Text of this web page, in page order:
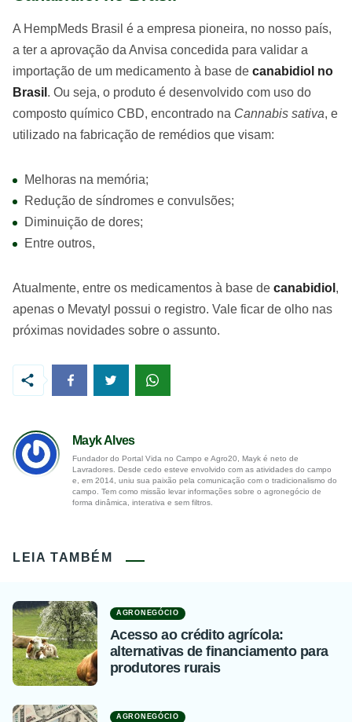
A HempMeds Brasil é a empresa pioneira, no nosso país,
a ter a aprovação da Anvisa concedida para validar a
importação de um medicamento à base de canabidiol no
Brasil . Ou seja, o produto é desenvolvido com uso do
composto químico CBD, encontrado na Cannabis sativa, e
utilizado na fabricação de remédios que visam:
Melhoras na memória;
Redução de síndromes e convulsões;
Diminuição de dores;
Entre outros,
Atualmente, entre os medicamentos à base de canabidiol ,
apenas o Mevatyl possui o registro. Vale ficar de olho nas
próximas novidades sobre o assunto.
Mayk Alves
Fundador do Portal Vida no Campo e Agro20, Mayk é neto de
Lavradores. Desde cedo esteve envolvido com as atividades do campo
e, em 2014, uniu sua paixão pela comunicação com o tradicionalismo do
campo. Tem como missão levar informações sobre o agronegócio de
forma dinâmica, interativa e sem filtros.
LEIA TAMBÉM
AGRONEGÓCIO
Acesso ao crédito agrícola:
alternativas de financiamento para
produtores rurais
AGRONEGÓCIO